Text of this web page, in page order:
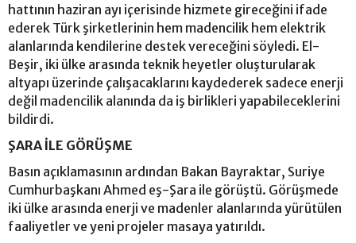
hattının haziran ayı içerisinde hizmete gireceğini ifade
ederek Türk şirketlerinin hem madencilik hem elektrik
alanlarında kendilerine destek vereceğini söyledi. El-
Beşir, iki ülke arasında teknik heyetler oluşturularak
altyapı üzerinde çalışacaklarını kaydederek sadece enerji
değil madencilik alanında da iş birlikleri yapabileceklerini
bildirdi.
ŞARA İLE GÖRÜŞME
Basın açıklamasının ardından Bakan Bayraktar, Suriye
Cumhurbaşkanı Ahmed eş-Şara ile görüştü. Görüşmede
iki ülke arasında enerji ve madenler alanlarında yürütülen
faaliyetler ve yeni projeler masaya yatırıldı.